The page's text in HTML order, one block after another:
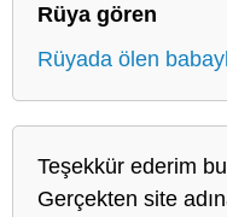
Rüya gören
Rüyada ölen
Teşekkür ederim
Gerçekten site